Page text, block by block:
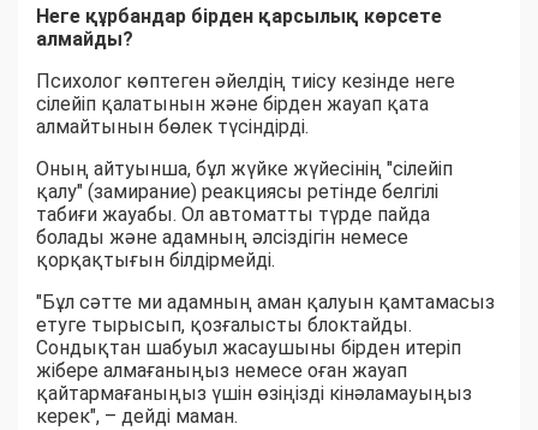
Неге құрбандар бірден қарсылық көрсете
алмайды?
Психолог көптеген әйелдің тиісу кезінде неге
сілейіп қалатынын және бірден жауап қата
алмайтынын бөлек түсіндірді.
Оның айтуынша, бұл жүйке жүйесінің "сілейіп
қалу" (замирание) реакциясы ретінде белгілі
табиғи жауабы. Ол автоматты түрде пайда
болады және адамның әлсіздігін немесе
қорқақтығын білдірмейді.
"Бұл сәтте ми адамның аман қалуын қамтамасыз
етуге тырысып, қозғалысты блоктайды.
Сондықтан шабуыл жасаушыны бірден итеріп
жібере алмағаныңыз немесе оған жауап
қайтармағаныңыз үшін өзіңізді кінәламауыңыз
керек", – дейді маман.